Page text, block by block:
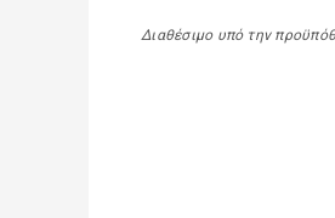
Διαθέσιμο υπό την